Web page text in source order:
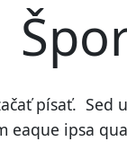
písať.
ipsa